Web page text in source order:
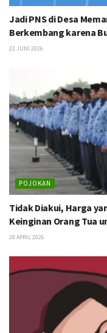
Jadi PNS di Desa
Berkembang karena
22 JUNI 2026
POJOKAN
Tidak Diakui, Harga
Keinginan Orang Tua
28 APRIL 2026